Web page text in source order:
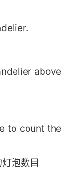
above
to count the
泡数目